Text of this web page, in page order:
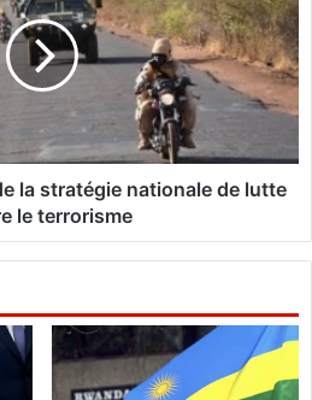
la stratégie nationale de lutte
le terrorisme